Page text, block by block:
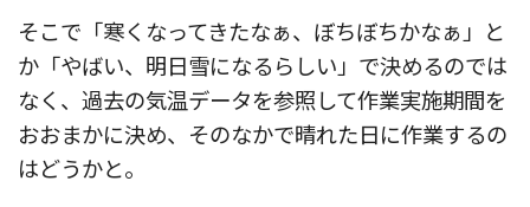
そこで「寒くなってきたなぁ、ぼちぼちかなぁ」と
か「やばい、明日雪になるらしい」で決めるのでは
なく、過去の気温データを参照して作業実施期間を
おおまかに決め、そのなかで晴れた日に作業するの
はどうかと。